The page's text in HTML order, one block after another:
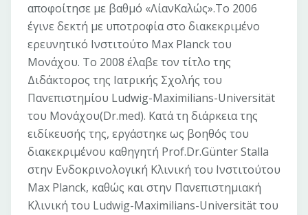
αποφοίτησε με βαθμό «ΛίανΚαλώς».Το 2006
έγινε δεκτή με υποτροφία στο διακεκριμένο
ερευνητικό Ινστιτούτο Max Planck του
Μονάχου. Το 2008 έλαβε τον τίτλο της
Διδάκτορος της Ιατρικής Σχολής του
Πανεπιστημίου Ludwig-Maximilians-Universität
του Μονάχου(Dr.med). Kατά τη διάρκεια της
ειδίκευσής της, εργάστηκε ως βοηθός του
διακεκριμένου καθηγητή Prof.Dr.Günter Stalla
στην Ενδοκρινολογική Κλινική του Ινστιτούτου
Max Planck, καθώς και στην Πανεπιστημιακή
Κλινική του Ludwig-Maximilians-Universität του